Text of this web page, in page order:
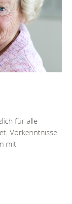
für alle
Vorkenntnisse
mit